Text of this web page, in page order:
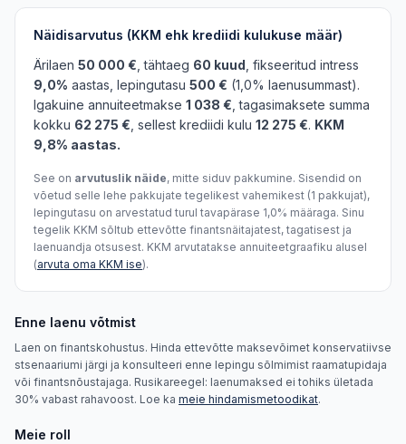
Näidisarvutus (KKM ehk krediidi kulukuse määr)
Ärilaen 50 000 € , tähtaeg 60 kuud , fikseeritud intress
9,0% aastas, lepingutasu 500 € (1,0% laenusummast).
Igakuine annuiteetmakse 1 038 € , tagasimaksete summa
kokku 62 275 € , sellest krediidi kulu 12 275 €. KKM
9,8% aastas.
See on arvutuslik näide, mitte siduv pakkumine. Sisendid on
võetud selle lehe pakkujate tegelikest vahemikest (1 pakkujat),
lepingutasu on arvestatud turul tavapärase 1,0% määraga. Sinu
tegelik KKM sõltub ettevõtte finantsnäitajatest, tagatisest ja
laenuandja otsusest. KKM arvutatakse annuiteetgraafiku alusel
(arvuta oma KKM ise).
Enne laenu võtmist
Laen on finantskohustus. Hinda ettevõtte maksevõimet konservatiivse
stsenaariumi järgi ja konsulteeri enne lepingu sõlmimist raamatupidaja
või finantsnõustajaga. Rusikareegel: laenumaksed ei tohiks ületada
30% vabast rahavoost. Loe ka meie hindamismetoodikat.
Meie roll